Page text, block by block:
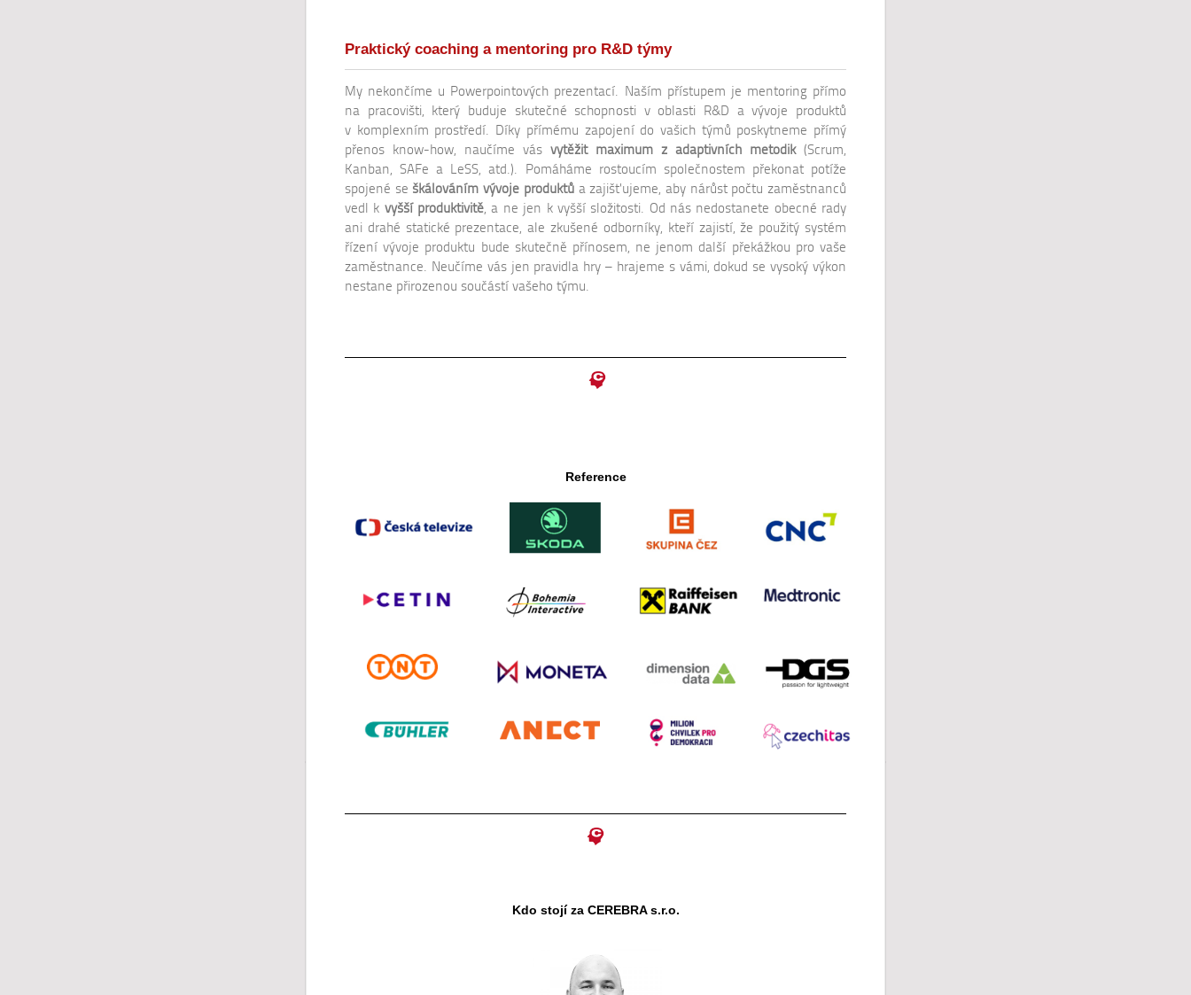
Praktický coaching a mentoring pro R&D týmy
My nekončíme u Powerpointových prezentací. Naším přístupem je mentoring přímo
na pracovišti, který buduje skutečné schopnosti v oblasti R&D a vývoje produktů
v komplexním prostředí. Díky přímému zapojení do vašich týmů poskytneme přímý
přenos know-how, naučíme vás vytěžit maximum z adaptivních metodik(Scrum,
Kanban, SAFe a LeSS, atd.). Pomáháme rostoucím společnostem překonat potíže
spojené se škálováním vývoje produktůa zajišťujeme, aby nárůst počtu zaměstnanců
vedl k vyšší produktivitě, a ne jen k vyšší složitosti. Od nás nedostanete obecné rady
ani drahé statické prezentace, ale zkušené odborníky, kteří zajistí, že použitý systém
řízení vývoje produktu bude skutečně přínosem, ne jenom další překážkou pro vaše
zaměstnance. Neučíme vás jen pravidla hry – hrajeme s vámi, dokud se vysoký výkon
nestane přirozenou součástí vašeho týmu.
Reference
Kdo stojí za CEREBRA s.r.o.